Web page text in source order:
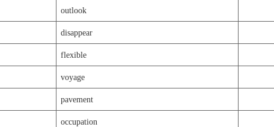
outlook
disappear
flexible
voyage
pavement
occupation